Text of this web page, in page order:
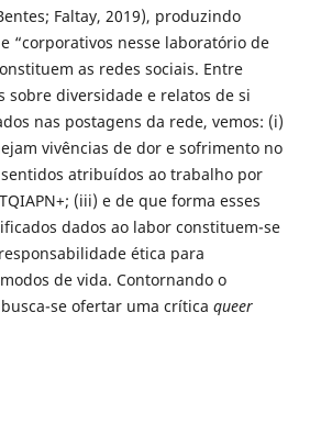
Faltay, 2019), produzindo
“corporativos nesse laboratório de
as redes sociais. Entre
sobre diversidade e relatos de si
nas postagens da rede, vemos: (i)
vivências de dor e sofrimento no
atribuídos ao trabalho por
(iii) e de que forma esses
dados ao labor constituem-se
ética para
de vida. Contornando o
busca-se ofertar uma crítica queer